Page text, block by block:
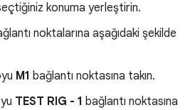
konuma yerleştirin.
noktalarına aşağıdaki şekilde
M1 bağlantı noktasına takın.
TEST RIG - 1 bağlantı noktasına